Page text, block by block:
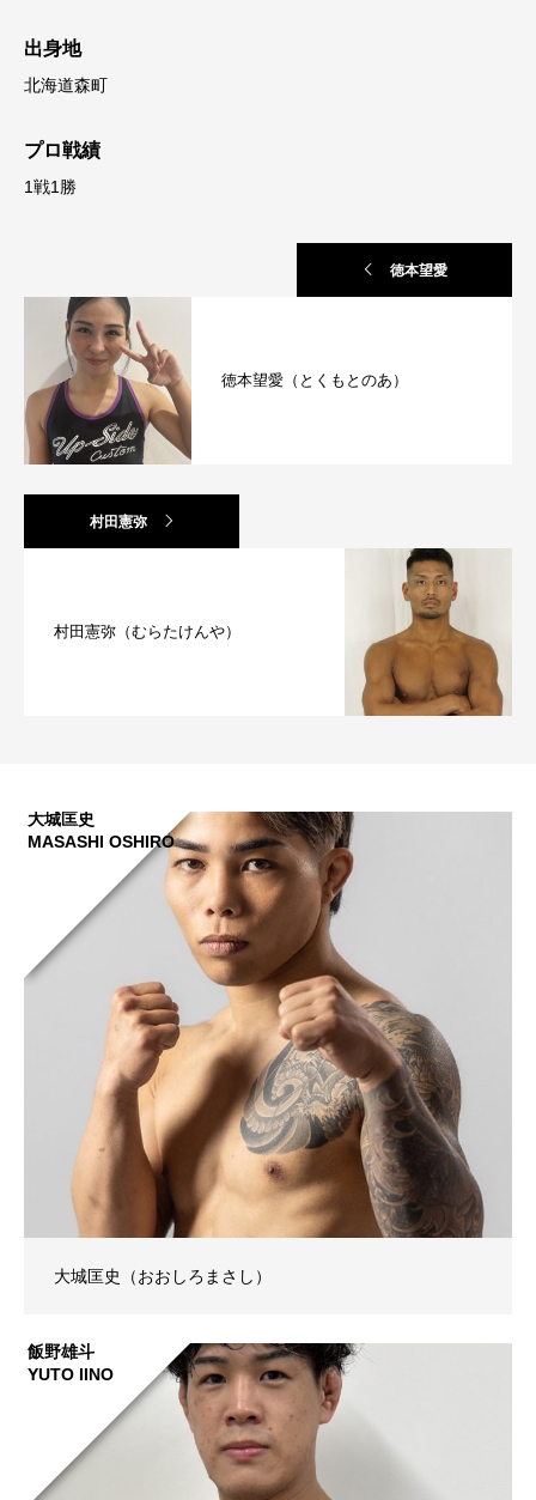
出身地
北海道森町
プロ戦績
1戦1勝
徳本望愛
徳本望愛（とくもとのあ）
村田憲弥
村田憲弥（むらたけんや）
大城匡史
MASASHI OSHIRO
大城匡史（おおしろまさし）
飯野雄斗
YUTO IINO